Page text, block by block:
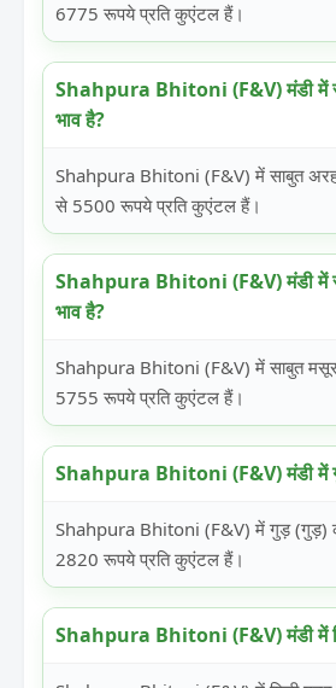
6775 रूपये प्रति कुएंटल हैं।
Shahpura Bhitoni (F&V) मंडी में
भाव है?
Shahpura Bhitoni (F&V) में साबुत
से 5500 रूपये प्रति कुएंटल हैं।
Shahpura Bhitoni (F&V) मंडी में
भाव है?
Shahpura Bhitoni (F&V) में साबुत
5755 रूपये प्रति कुएंटल हैं।
Shahpura Bhitoni (F&V) मंडी में
Shahpura Bhitoni (F&V) में गुड़ (गुड़)
2820 रूपये प्रति कुएंटल हैं।
Shahpura Bhitoni (F&V) मंडी में